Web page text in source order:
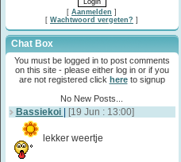
[ Aanmelden ]
[ Wachtwoord vergeten? ]
Chat Box
You must be logged in to post comments
on this site - please either log in or if you
are not registered click hereto signup
No New Posts...
Bassiekoi [19 Jun : 13:00]
lekker weertje